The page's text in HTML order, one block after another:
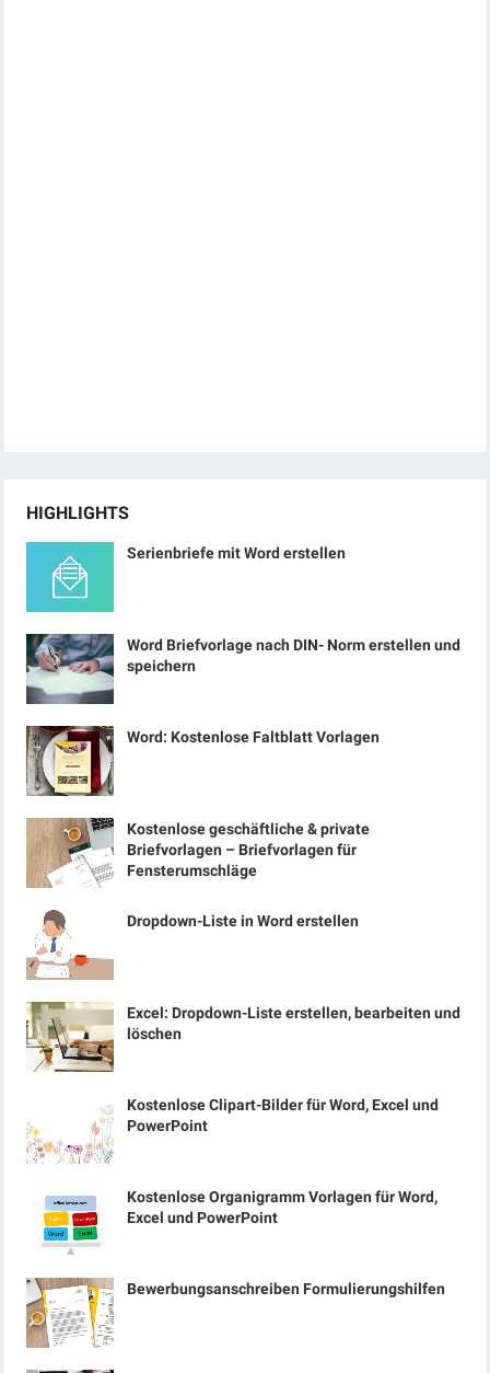
HIGHLIGHTS
Serienbriefe mit Word erstellen
Word Briefvorlage nach DIN- Norm erstellen und
speichern
Word: Kostenlose Faltblatt Vorlagen
Kostenlose geschäftliche & private
Briefvorlagen – Briefvorlagen für
Fensterumschläge
Dropdown-Liste in Word erstellen
Excel: Dropdown-Liste erstellen, bearbeiten und
löschen
Kostenlose Clipart-Bilder für Word, Excel und
PowerPoint
Kostenlose Organigramm Vorlagen für Word,
Excel und PowerPoint
Bewerbungsanschreiben Formulierungshilfen